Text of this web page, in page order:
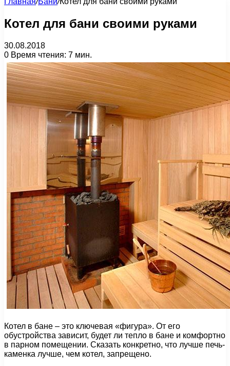
Котел для бани своими руками
30.08.2018
0 Время чтения: 7 мин.
Котел в бане – это ключевая «фигура». От его
обустройства зависит, будет ли тепло в бане и комфортно
в парном помещении. Сказать конкретно, что лучше печь-
каменка лучше, чем котел, запрещено.